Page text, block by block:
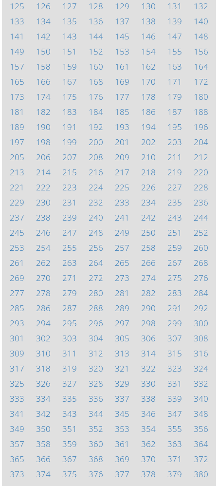
125
126 127 128 129 130 131
132
133
134 135 136 137 138 139
140
141
142 143 144 145 146 147
148
149
150 151 152 153 154 155
156
157
158 159 160 161 162 163
164
165
166 167 168 169 170 171
172
173
174 175 176 177 178 179
180
181
182 183 184 185 186 187
188
189
190 191 192 193 194 195
196
197
198 199 200 201 202 203
204
205
206 207 208 209 210 211
212
213
214 215 216 217 218 219
220
221
222 223 224 225 226 227
228
229
230 231 232 233 234 235
236
237
238 239 240 241 242 243
244
245
246 247 248 249 250 251
252
253
254 255 256 257 258 259
260
261
262 263 264 265 266 267
268
269
270 271 272 273 274 275
276
277
278 279 280 281 282 283
284
285
286 287 288 289 290 291
292
293
294 295 296 297 298 299
300
301
302 303 304 305 306 307
308
309
310 311 312 313 314 315
316
317
318 319 320 321 322 323
324
325
326 327 328 329 330 331
332
333
334 335 336 337 338 339
340
341
342 343 344 345 346 347
348
349
350 351 352 353 354 355
356
357
358 359 360 361 362 363
364
365
366 367 368 369 370 371
372
373
374 375 376 377 378 379
380